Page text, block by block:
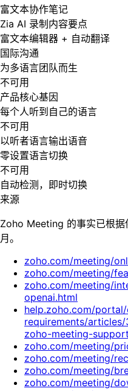
富文本协作笔记
Zia AI 录制内容要点
富文本编辑器 + 自动翻译
国际沟通
为多语言团队而生
不可用
产品核心基因
每个人听到自己的语言
不可用
以听者语言输出语音
零设置语言切换
不可用
自动检测，即时切换
来源
Zoho Meeting 的事实已根
月。
zoho.com/meeting/
zoho.com/meeting/
zoho.com/meeting/
openai.html
help.zoho.com/
requirements/
zoho-meeting-support
zoho.com/meeting/
zoho.com/meeting/
zoho.com/meeting/
zoho.com/meeting/